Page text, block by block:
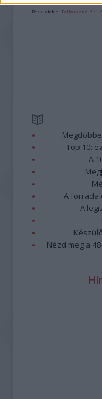
Részletek a Felhasználási
Top 10:
A
A
A
Nézd meg a